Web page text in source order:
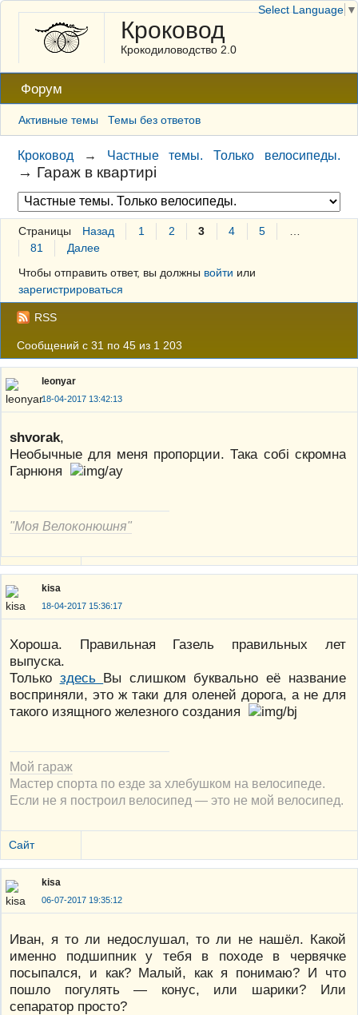
Кроковод
Крокодиловодство 2.0
Форум
Активные темы Темы без ответов
Кроковод → Частные темы. Только велосипеды.
→ Гараж в квартирі
Страницы Назад 1 2 3 4 5
81
Далее
Чтобы отправить ответ, вы должны войти или
зарегистрироваться
RSS
Сообщений с 31 по 45 из 1 203
leonyar
18-04-2017 13:42:13
shvorak,
Необычные для меня пропорции. Така собі скромна
Гарнюня
"Моя Велоконюшня"
kisa
18-04-2017 15:36:17
Хороша. Правильная Газель правильных лет
выпуска.
Только здесь Вы слишком буквально её название
восприняли, это ж таки для оленей дорога, а не для
такого изящного железного создания
Мой гараж
Мастер спорта по езде за хлебушком на велосипеде.
Если не я построил велосипед — это не мой велосипед.
Сайт
kisa
06-07-2017 19:35:12
Иван, я то ли недослушал, то ли не нашёл. Какой
именно подшипник у тебя в походе в червячке
посыпался, и как? Малый, как я понимаю? И что
пошло погулять — конус, или шарики? Или
сепаратор просто?
Select Language ▼